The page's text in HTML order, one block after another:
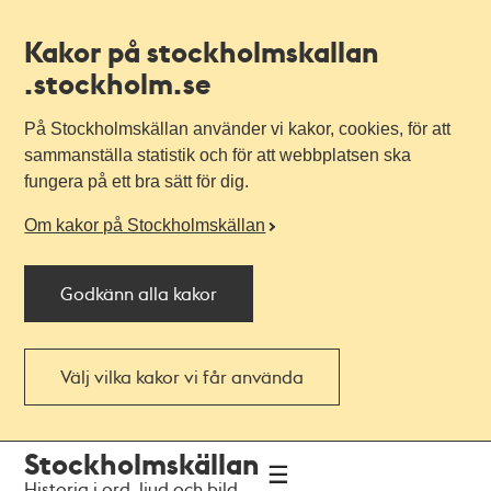
Kakor på stockholmskallan
.stockholm.se
På Stockholmskällan använder vi kakor, cookies, för att
sammanställa statistik och för att webbplatsen ska
fungera på ett bra sätt för dig.
Om kakor på Stockholmskällan
Godkänn alla kakor
Välj vilka kakor vi får använda
navigationen
huvudinnehållet
Stockholmskällan